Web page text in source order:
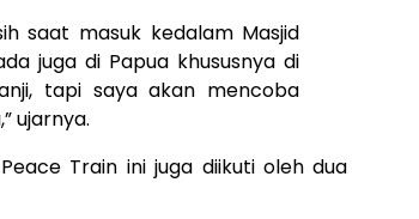
saat masuk kedalam Masjid
juga di Papua khususnya di
tapi saya akan mencoba
ujarnya.
Train ini juga diikuti oleh dua